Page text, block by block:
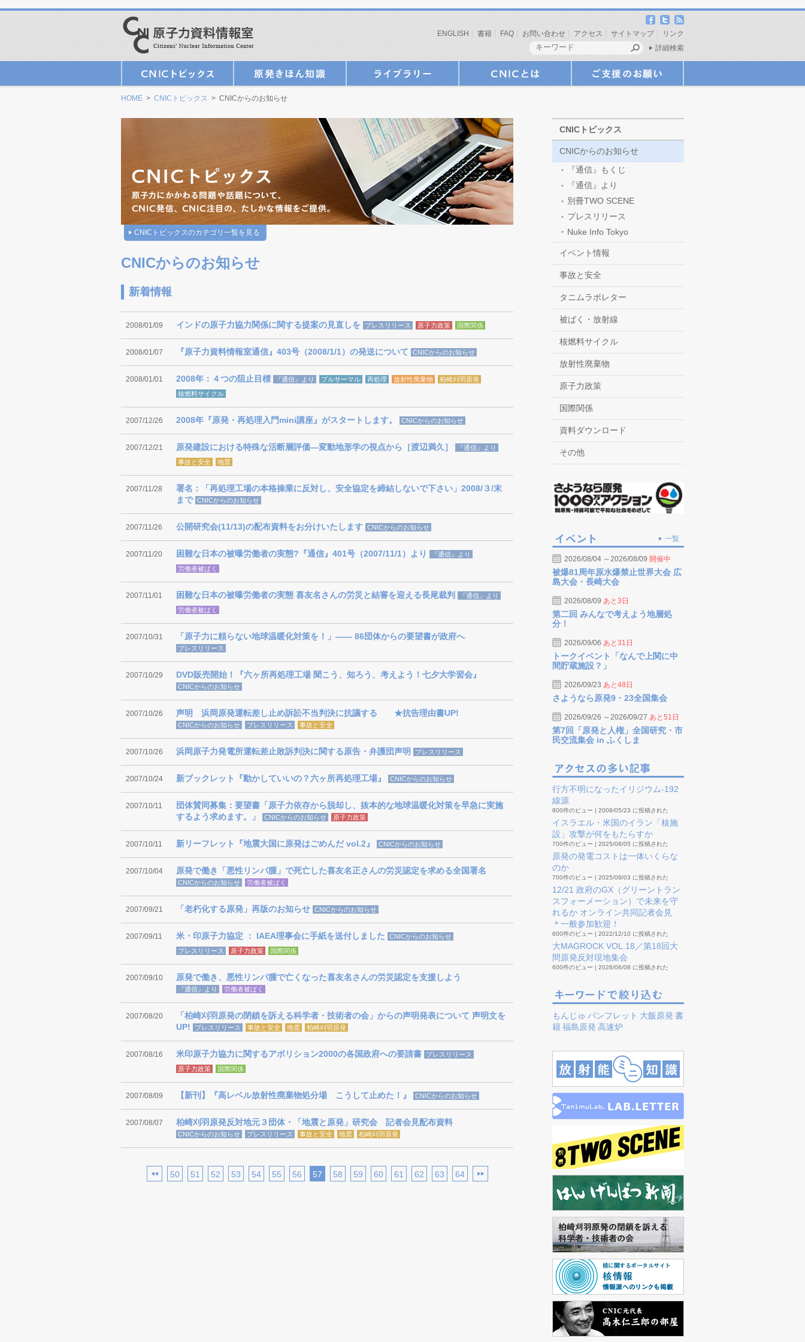
ENGLISH 書籍 FAQ お問い合わせ アクセス サイトマップ
リンク
詳細検索
HOME > CNICトピックス > CNICからのお知らせ
CNICトピックスのカテゴリ一覧を見る
CNICからのお知らせ
新着情報
2008/01/09 インドの原子力協力関係に関する提案の見直しを プレスリリース 原子力政策 国際関係
2008/01/07 『原子力資料情報室通信』403号（2008/1/1）の発送について CNICからのお知らせ
2008/01/01 2008年：４つの阻止目標 『通信』より プルサーマル 再処理 放射性廃棄物
柏崎刈羽原発
核燃料サイクル
2007/12/26 2008年『原発・再処理入門mini講座』がスタートします。 CNICからのお知らせ
2007/12/21 原発建設における特殊な活断層評価―変動地形学の視点から［渡辺満久］
『通信』より
事故と安全
地震
2007/11/28
署名：「再処理工場の本格操業に反対し、安全協定を締結しないで下さい」2008/３/末
まで CNICからのお知らせ
2007/11/26 公開研究会(11/13)の配布資料をお分けいたします CNICからのお知らせ
2007/11/20 困難な日本の被曝労働者の実態?『通信』401号（2007/11/1）より
『通信』より
労働者被ばく
2007/11/01 困難な日本の被曝労働者の実態 喜友名さんの労災と結審を迎える長尾裁判
『通信』より
労働者被ばく
2007/10/31 「原子力に頼らない地球温暖化対策を！」―― 86団体からの要望書が政府へ
プレスリリース
2007/10/29 DVD販売開始！『六ヶ所再処理工場 聞こう、知ろう、考えよう！七夕大学習会』
CNICからのお知らせ
2007/10/26 声明 浜岡原発運転差し止め訴訟不当判決に抗議する ★抗告理由書UP!
CNICからのお知らせ プレスリリース 事故と安全
2007/10/26 浜岡原子力発電所運転差止敗訴判決に関する原告・弁護団声明 プレスリリース
2007/10/24 新ブックレット『動かしていいの？六ヶ所再処理工場』 CNICからのお知らせ
2007/10/11
団体賛同募集：要望書「原子力依存から脱却し、抜本的な地球温暖化対策を早急に実施
するよう求めます。」
CNICからのお知らせ 原子力政策
2007/10/11 新リーフレット『地震大国に原発はごめんだ vol.2』 CNICからのお知らせ
2007/10/04 原発で働き「悪性リンパ腫」で死亡した喜友名正さんの労災認定を求める全国署名
CNICからのお知らせ 労働者被ばく
2007/09/21 「老朽化する原発」再版のお知らせ CNICからのお知らせ
2007/09/11 米・印原子力協定 ： IAEA理事会に手紙を送付しました
CNICからのお知らせ
プレスリリース
原子力政策 国際関係
2007/09/10 原発で働き、悪性リンパ腫で亡くなった喜友名さんの労災認定を支援しよう
『通信』より 労働者被ばく
2007/08/20
「柏崎刈羽原発の閉鎖を訴える科学者・技術者の会」からの声明発表について 声明文を
UP!
プレスリリース 事故と安全 地震 柏崎刈羽原発
2007/08/16 米印原子力協力に関するアボリション2000の各国政府への要請書
プレスリリース
原子力政策
国際関係
2007/08/09 【新刊】『高レベル放射性廃棄物処分場 こうして止めた！』 CNICからのお知らせ
2007/08/07 柏崎刈羽原発反対地元３団体・「地震と原発」研究会 記者会見配布資料
CNICからのお知らせ プレスリリース 事故と安全 地震 柏崎刈羽原発
50 51 52 53 54 55 56 57 58 59 60 61 62 63 64
CNICトピックス
CNICからのお知らせ
『通信』もくじ
『通信』より
別冊TWO SCENE
プレスリリース
Nuke Info Tokyo
イベント情報
事故と安全
タニムラボレター
被ばく・放射線
核燃料サイクル
放射性廃棄物
原子力政策
国際関係
資料ダウンロード
その他
一覧
2026/08/04 ～2026/08/09 開催中
被爆81周年原水爆禁止世界大会 広
島大会・長崎大会
2026/08/09 あと3日
第二回 みんなで考えよう地層処
分！
2026/09/06 あと31日
トークイベント「なんで上関に中
間貯蔵施設？」
2026/09/23 あと48日
さようなら原発9・23全国集会
2026/09/26 ～2026/09/27 あと51日
第7回「原発と人権」全国研究・市
民交流集会 in ふくしま
行方不明になったイリジウム-192
線源
800件のビュー | 2008/05/23 に投稿された
イスラエル・米国のイラン「核施
設」攻撃が何をもたらすか
700件のビュー | 2025/08/05 に投稿された
原発の発電コストは一体いくらな
のか
700件のビュー | 2025/09/03 に投稿された
12/21 政府のGX（グリーントラン
スフォーメーション）で未来を守
れるか オンライン共同記者会見
＊一般参加歓迎！
600件のビュー | 2022/12/10 に投稿された
大MAGROCK VOL.18／第18回大
間原発反対現地集会
600件のビュー | 2026/06/08 に投稿された
もんじゅ パンフレット 大飯原発 書
籍福島原発 高速炉